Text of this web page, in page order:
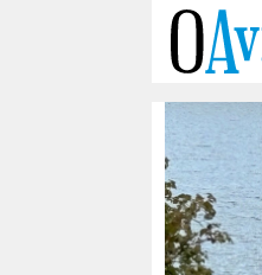
gjersjøen